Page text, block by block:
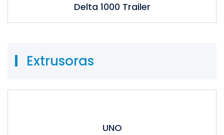
Delta 1000 Trailer
Extrusoras
UNO